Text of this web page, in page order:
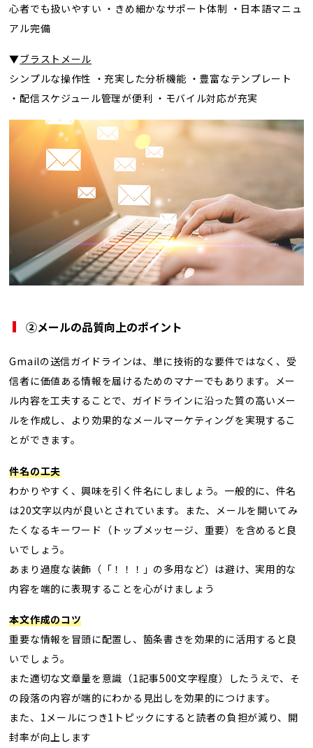
心者でも扱いやすい ・きめ細かなサポート体制 ・日本語マニュ
アル完備
▼ブラストメール
シンプルな操作性 ・充実した分析機能 ・豊富なテンプレート
・配信スケジュール管理が便利 ・モバイル対応が充実
②メールの品質向上のポイント
Gmailの送信ガイドラインは、単に技術的な要件ではなく、受
信者に価値ある情報を届けるためのマナーでもあります。メー
ル内容を工夫することで、ガイドラインに沿った質の高いメー
ルを作成し、より効果的なメールマーケティングを実現するこ
とができます。
件名の工夫
わかりやすく、興味を引く件名にしましょう。一般的に、件名
は20文字以内が良いとされています。また、メールを開いてみ
たくなるキーワード（トップメッセージ、重要）を含めると良
いでしょう。
あまり過度な装飾（「！！！」の多用など）は避け、実用的な
内容を端的に表現することを心がけましょう
本文作成のコツ
重要な情報を冒頭に配置し、箇条書きを効果的に活用すると良
いでしょう。
また適切な文章量を意識（1記事500文字程度）したうえで、そ
の段落の内容が端的にわかる見出しを効果的につけます。
また、1メールにつき1トピックにすると読者の負担が減り、開
封率が向上します